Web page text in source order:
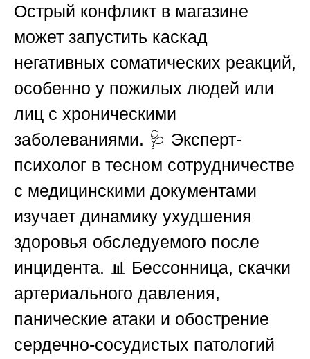
Острый конфликт в магазине
может запустить каскад
негативных соматических реакций,
особенно у пожилых людей или
лиц с хроническими
заболеваниями. 🩺 Эксперт-
психолог в тесном сотрудничестве
с медицинскими документами
изучает динамику ухудшения
здоровья обследуемого после
инцидента. 📊 Бессонница, скачки
артериального давления,
панические атаки и обострение
сердечно-сосудистых патологий